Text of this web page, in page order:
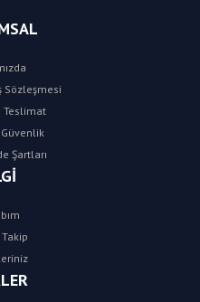
Sözleşmesi
Teslimat
Şartları